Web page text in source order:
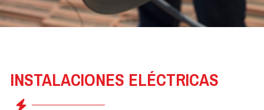
INSTALACIONES ELÉCTRICAS